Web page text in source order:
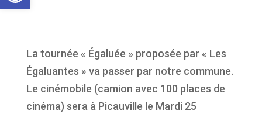
La tournée « Égaluée » proposée par « Les
Égaluantes » va passer par notre commune.
Le cinémobile (camion avec 100 places de
cinéma) sera à Picauville le Mardi 25